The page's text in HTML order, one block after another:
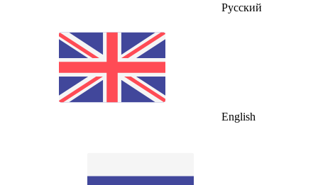
Русский
English